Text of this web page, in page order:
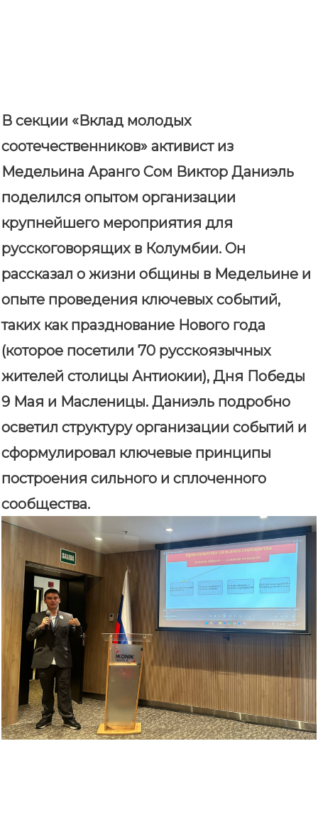
В секции «Вклад молодых
соотечественников» активист из
Медельина Аранго Сом Виктор Даниэль
поделился опытом организации
крупнейшего мероприятия для
русскоговорящих в Колумбии. Он
рассказал о жизни общины в Медельине и
опыте проведения ключевых событий,
таких как празднование Нового года
(которое посетили 70 русскоязычных
жителей столицы Антиокии), Дня Победы
9 Мая и Масленицы. Даниэль подробно
осветил структуру организации событий и
сформулировал ключевые принципы
построения сильного и сплоченного
сообщества.